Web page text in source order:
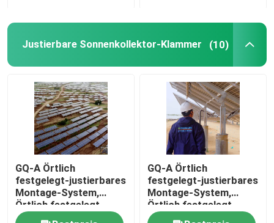
Justierbare Sonnenkollektor-Klammer (10)
GQ-A Örtlich
festgelegt-justierbares
Montage-System,
Örtlich festgelegt-
justierbare Montage
GQ-A Örtlich
festgelegt-justierbares
Montage-System,
Örtlich festgelegt-
justierbare Montage